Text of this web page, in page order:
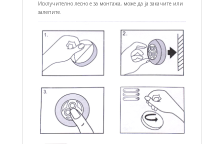
Исклучително лесно е за монтажа, може да ја закачите или
залепите.